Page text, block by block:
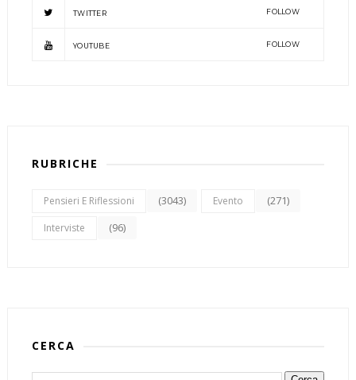
TWITTER FOLLOW
YOUTUBE FOLLOW
RUBRICHE
Pensieri E Riflessioni (3043) Evento (271)
Interviste (96)
CERCA